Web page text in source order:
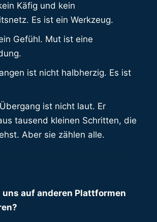
Käfig und kein
Es ist ein Werkzeug.
Gefühl. Mut ist eine
ist nicht halbherzig. Es ist
ist nicht laut. Er
tausend kleinen Schritten, die
Aber sie zählen alle.
uns auf anderen Plattformen